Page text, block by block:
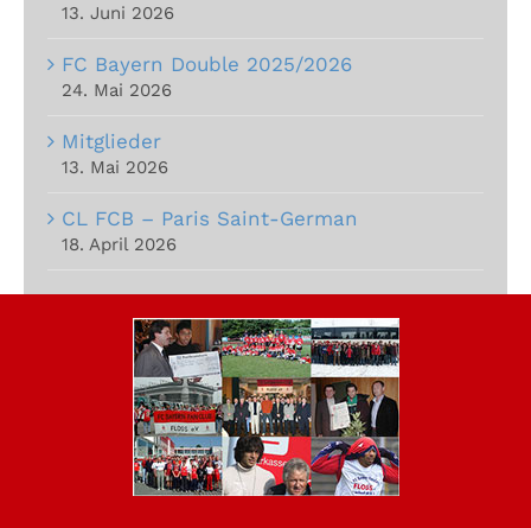
13. Juni 2026
FC Bayern Double 2025/2026
24. Mai 2026
Mitglieder
13. Mai 2026
CL FCB – Paris Saint-German
18. April 2026